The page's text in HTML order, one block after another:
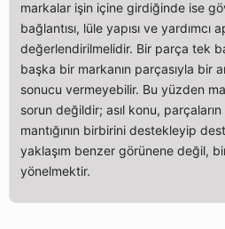
markalar işin içine girdiğinde ise
bağlantısı, lüle yapısı ve yardımcı
değerlendirilmelidir. Bir parça tek
başka bir markanın parçasıyla bir
sonucu vermeyebilir. Bu yüzden
sorun değildir; asıl konu,
mantığının birbirini destekleyip
yaklaşım benzer görünene değil,
yönelmektir.